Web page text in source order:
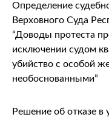
Определение
Верховного Суда
“Доводы протеста
исключении судом
убийство с особой
необоснованными”
Решение об отказе в